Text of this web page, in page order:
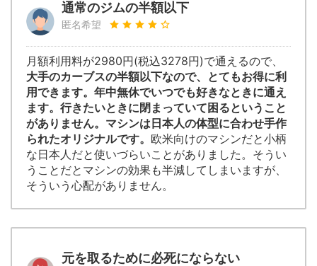
通常のジムの半額以下
匿名希望
月額利用料が2980円(税込3278円)で通えるので、
大手のカーブスの半額以下なので、とてもお得に利
用できます。年中無休でいつでも好きなときに通え
ます。行きたいときに閉まっていて困るということ
がありません。マシンは日本人の体型に合わせ手作
られたオリジナルです。 欧米向けのマシンだと小柄
な日本人だと使いづらいことがありました。そうい
うことだとマシンの効果も半減してしまいますが、
そういう心配がありません。
元を取るために必死にならない